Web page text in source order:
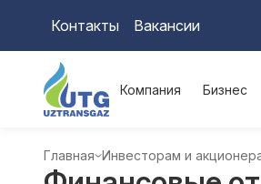
Контакты Вакансии
Компания Бизнес
Главная Инвесторам и